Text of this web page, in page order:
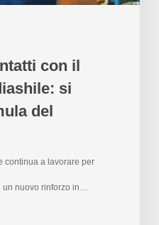
con il
si
del
continua a lavorare per
un nuovo rinforzo in…